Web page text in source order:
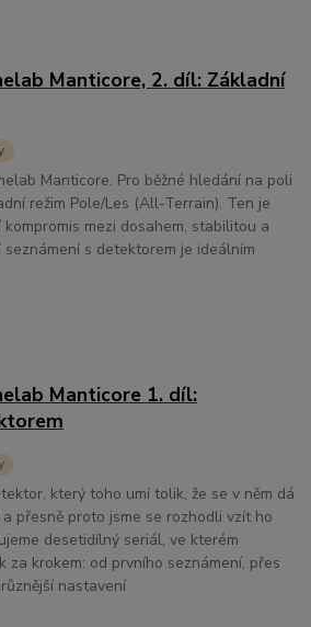
Manticore, 2. díl: Základní
Manticore. Pro běžné hledání na poli
režim Pole/Les (All-Terrain). Ten je
mezi dosahem, stabilitou a
s detektorem je ideálním
Manticore 1. díl:
který toho umí tolik, že se v něm dá
přesně proto jsme se rozhodli vzít ho
desetidílný seriál, ve kterém
za krokem: od prvního seznámení, přes
nastavení